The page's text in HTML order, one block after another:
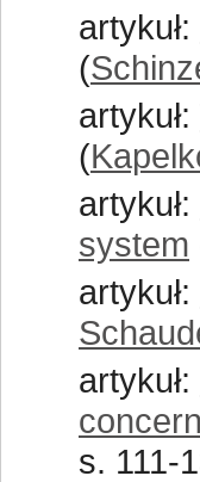
artykuł:
(
artykuł:
(
artykuł:
system
artykuł:
artykuł:
s. 111-